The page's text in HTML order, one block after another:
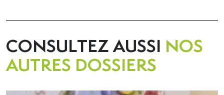
CONSULTEZ AUSSI NOS
AUTRES DOSSIERS